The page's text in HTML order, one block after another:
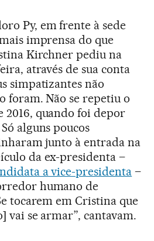
Py, em frente à sede
imprensa do que
Kirchner pediu na
através de sua conta
simpatizantes não
foram. Não se repetiu o
2016, quando foi depor
alguns poucos
junto à entrada na
da ex-presidenta –
a vice-presidenta –
humano de
tocarem em Cristina que
vai se armar”, cantavam.